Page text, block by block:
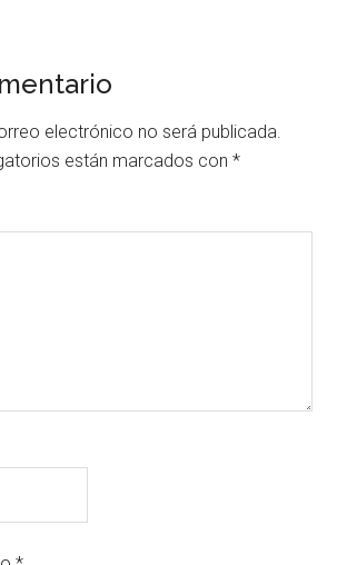
electrónico no será publicada.
están marcados con*